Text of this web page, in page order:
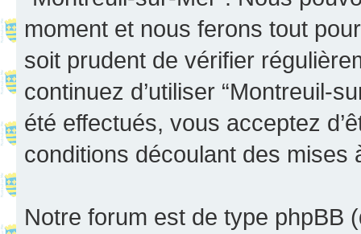
moment et nous ferons tout
soit prudent de vérifier
continuez d’utiliser “Montreuil-
été effectués, vous acceptez
conditions découlant des mises
Notre forum est de type phpBB